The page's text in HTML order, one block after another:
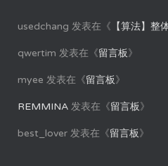
usedchang 发表在《 【算法】
qwertim 发表在《留言板》
myee 发表在《留言板》
REMMINA 发表在《留言板》
best_lover 发表在《留言板》